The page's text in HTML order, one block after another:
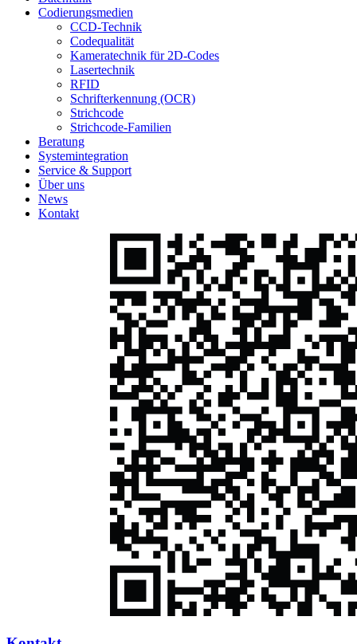
Codierungs­medien
CCD-Technik
Codequalität
Kameratechnik für 2D-Codes
Lasertechnik
RFID
Schrifterkennung (OCR)
Strichcode
Strichcode-Familien
Beratung
System­integration
Service & Support
Über uns
News
Kontakt